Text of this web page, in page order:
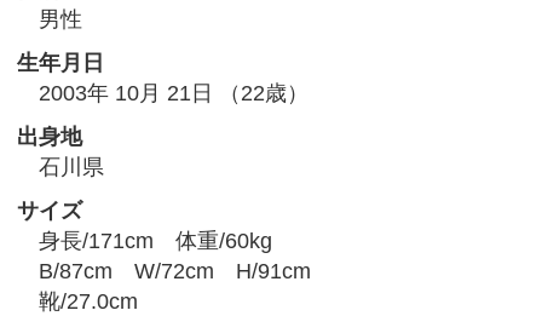
男性
生年月日
2003年 10月 21日 （22歳）
出身地
石川県
サイズ
身長/171cm 体重/60kg
B/87cm W/72cm H/91cm
靴/27.0cm